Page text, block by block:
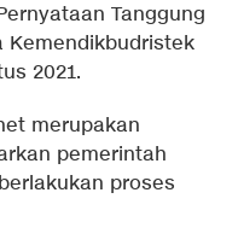
Tanggung
Kemendikbudristek
2021.
merupakan
pemerintah
proses